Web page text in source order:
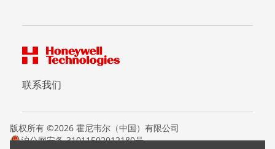
联系我们
版权所有 ©2026 霍尼韦尔（中国）有限公司
沪公网安备 31011502012180号